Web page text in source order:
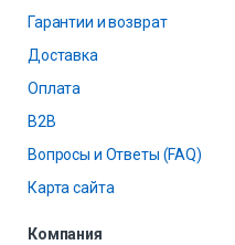
Гарантии и возврат
Доставка
Оплата
B2B
Вопросы и Ответы (FAQ)
Карта сайта
Компания